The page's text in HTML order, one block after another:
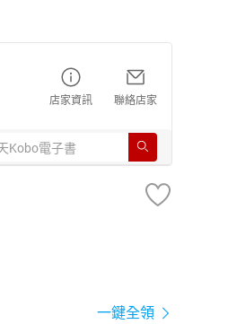
店家資訊 聯絡店家
一鍵全領